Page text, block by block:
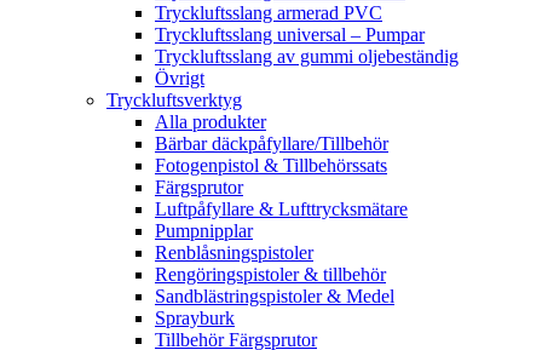
Tryckluftsslang armerad PVC
Tryckluftsslang universal – Pumpar
Tryckluftsslang av gummi oljebeständig
Övrigt
Tryckluftsverktyg
Alla produkter
Bärbar däckpåfyllare/Tillbehör
Fotogenpistol & Tillbehörssats
Färgsprutor
Luftpåfyllare & Lufttrycksmätare
Pumpnipplar
Renblåsningspistoler
Rengöringspistoler & tillbehör
Sandblästringspistoler & Medel
Sprayburk
Tillbehör Färgsprutor